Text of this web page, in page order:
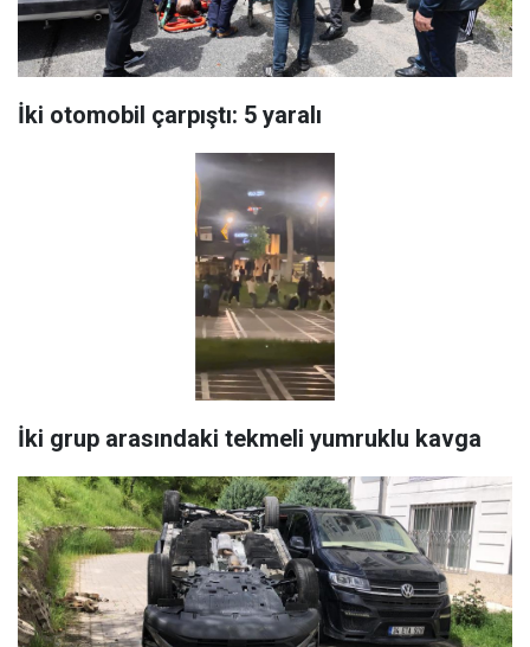
İki otomobil çarpıştı: 5 yaralı
İki grup arasındaki tekmeli yumruklu kavga